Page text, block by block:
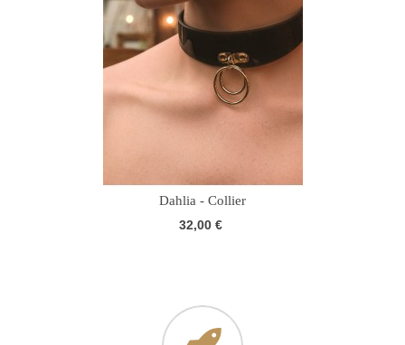
Dahlia - Collier
32,00 €